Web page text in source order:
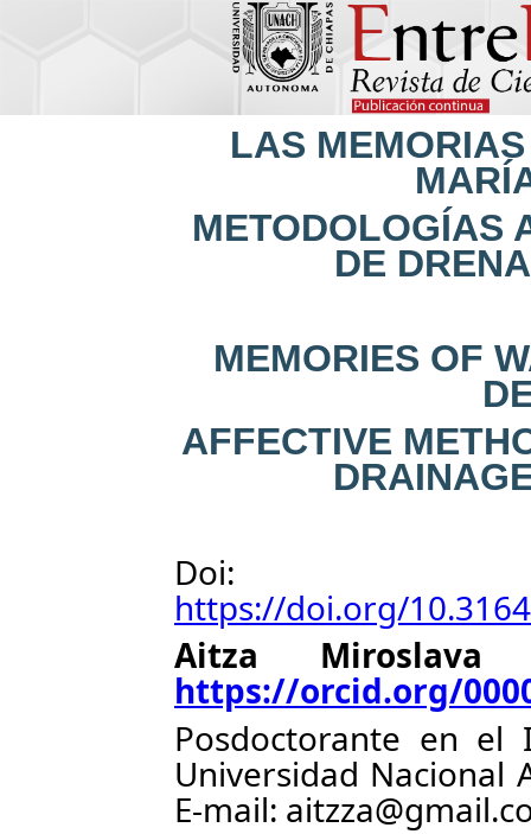
LAS
METODOLOGÍAS
DE
MEMORIES OF
AFFECTIVE
Doi:
https://doi.org/
Aitza Miroslava
https://orcid.org/
Posdoctorante en
Universidad Nacional
E-mail: